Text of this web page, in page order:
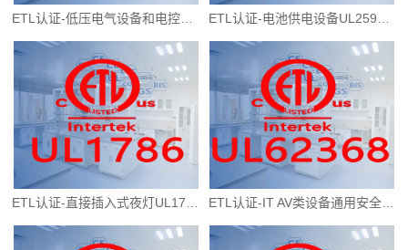
ETL认证-IT AV类设备通用安全测试UL62368标准